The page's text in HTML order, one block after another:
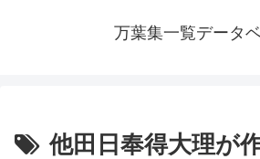
万葉集一覧データ
他田日奉得大理が